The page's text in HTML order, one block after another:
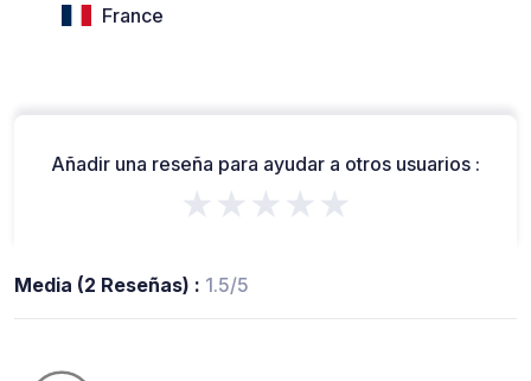
France
Añadir una reseña para ayudar a otros usuarios :
★★★★★
Media (2 Reseñas) : 1.5/5